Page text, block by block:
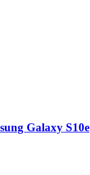
Galaxy S10e